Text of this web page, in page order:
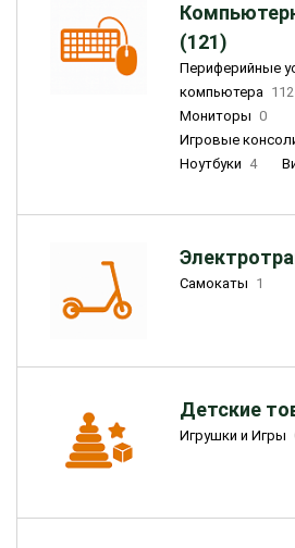
(121)
Периферийные
компьютера 112
Мониторы 0
Игровые
Ноутбуки 4
Самокаты 1
Детские
Игрушки и Игры